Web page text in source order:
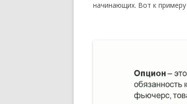
начинающих. Вот к примеру